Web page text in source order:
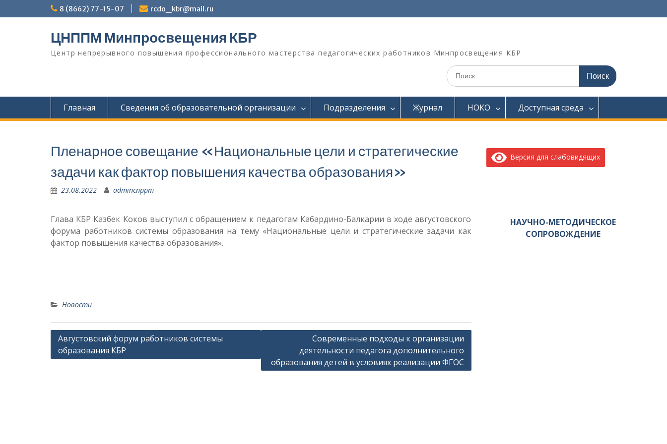
к
8 (8662) 77-15-07 rcdo_kbr@mail.ru
ЦНППМ Минпросвещения КБР
Центр непрерывного повышения профессионального мастерства педагогических работников Минпросвещения КБР
Искать:
Главная Сведения об образовательной организации Подразделения Журнал НОКО Доступная среда
Пленарное совещание «Национальные цели и стратегические
задачи как фактор повышения качества образования»
23.08.2022 admincnppm
Глава КБР Казбек Коков выступил с обращением к педагогам Кабардино-Балкарии в ходе августовского
форума работников системы образования на тему «Национальные цели и стратегические задачи как
фактор повышения качества образования».
Новости
Навигация
по
Августовский форум работников системы
образования КБР
Современные подходы к организации
деятельности педагога дополнительного
образования детей в условиях реализации ФГОС
Версия для слабовидящих
НАУЧНО-МЕТОДИЧЕСКОЕ
СОПРОВОЖДЕНИЕ